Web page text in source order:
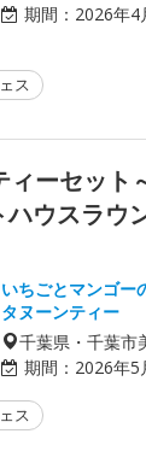
期間： 2026年4
ス
ィーセット
ハウスラウ
いちごとマンゴー
タヌーンティー
千葉県・千葉市
期間： 2026年5
ス